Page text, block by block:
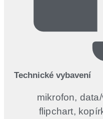
Technické vybavení
mikrofon,
flipchart,